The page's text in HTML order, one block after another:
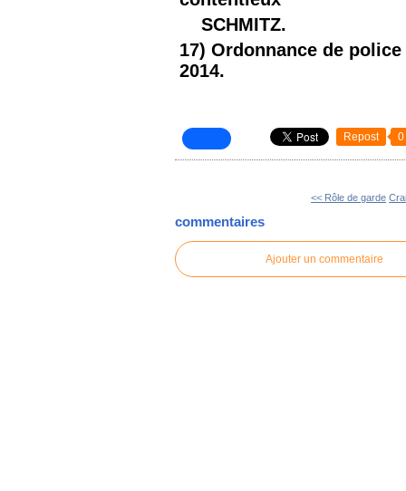
SCHMITZ.
17) Ordonnance de
2014.
Repost 0
<< Rôle de garde
commentaires
Ajouter un commentaire